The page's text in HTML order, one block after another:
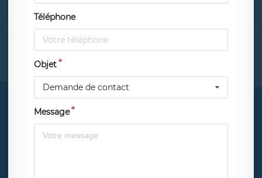
Téléphone
Objet
Demande de contact
Message